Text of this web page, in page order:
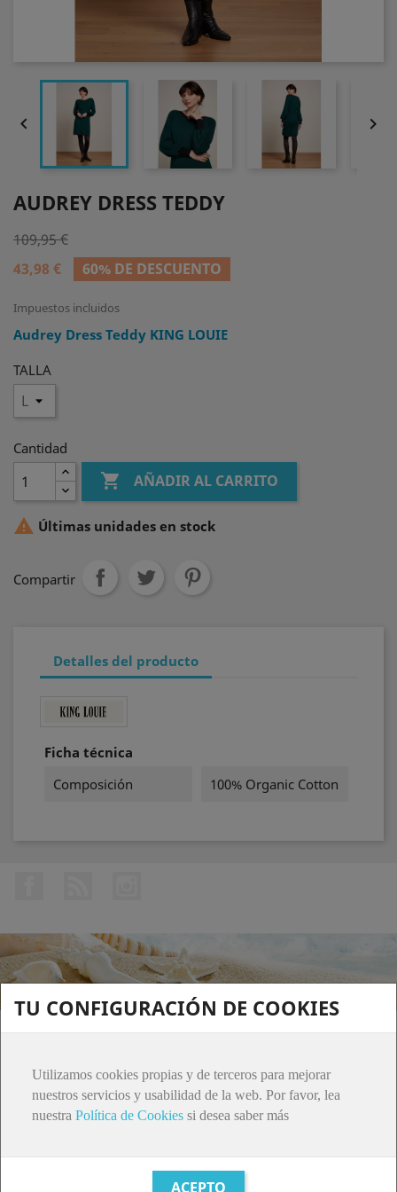
 
AUDREY DRESS TEDDY
109,95 €
43,98 €
60% DE DESCUENTO
Impuestos incluidos
Audrey Dress Teddy KING LOUIE
TALLA
Cantidad
 AÑADIR AL CARRITO
 Últimas unidades en stock
Compartir
Detalles del producto
Ficha técnica
Composición
100% Organic Cotton
ATENCIÓN AL CLIENTE
TU CONFIGURACIÓN DE COOKIES
Utilizamos cookies propias y de terceros para mejorar
nuestros servicios y usabilidad de la web. Por favor, lea
nuestra Política de Cookies si desea saber más
INFORMACIÓN DE LA TIENDA